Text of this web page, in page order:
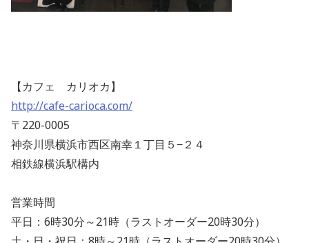
【カフェ カリオカ】
http://cafe-carioca.com/
〒220-0005
神奈川県横浜市西区南幸１丁目５−２４
相鉄線横浜駅構内
営業時間
平日：6時30分～21時（ラストオーダー20時30分）